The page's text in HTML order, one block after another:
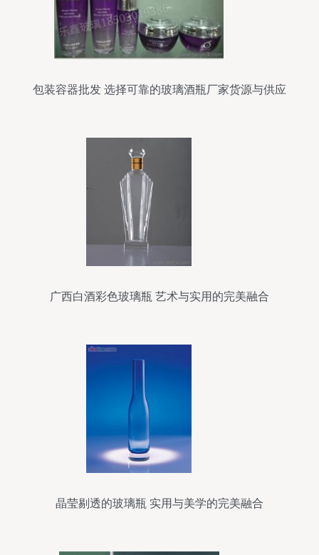
包装容器批发 选择可靠的玻璃酒瓶厂家货源与供应
广西白酒彩色玻璃瓶 艺术与实用的完美融合
晶莹剔透的玻璃瓶 实用与美学的完美融合